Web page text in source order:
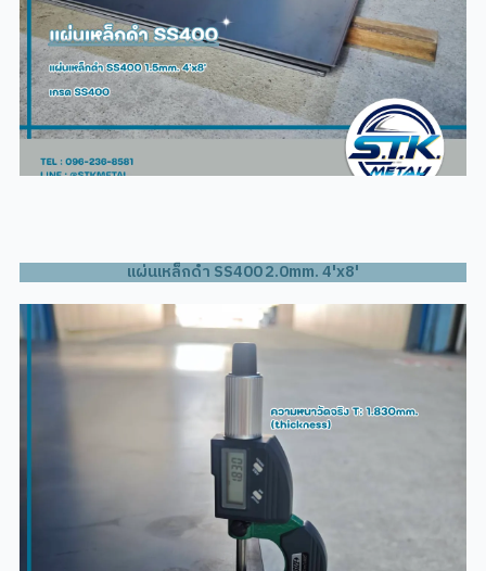
แผ่นเหล็กดำ SS400 2.0mm. 4'x8'